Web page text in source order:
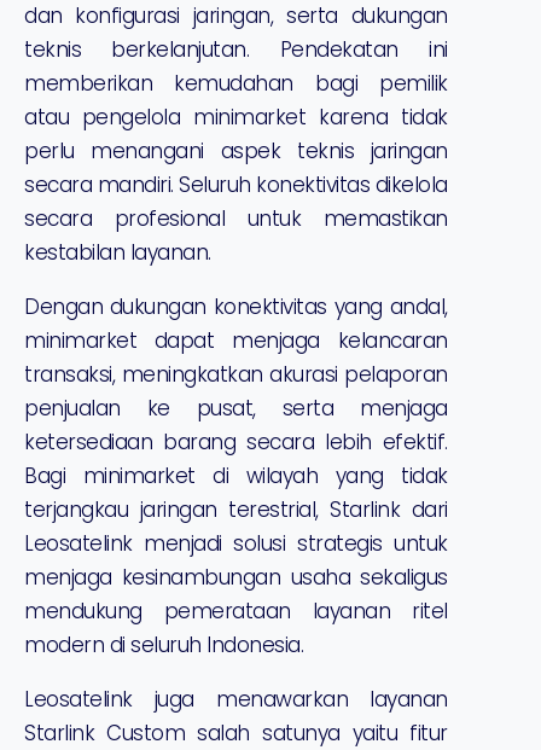
dan konfigurasi jaringan, serta dukungan
teknis berkelanjutan. Pendekatan ini
memberikan kemudahan bagi pemilik
atau pengelola minimarket karena tidak
perlu menangani aspek teknis jaringan
secara mandiri. Seluruh konektivitas dikelola
secara profesional untuk memastikan
kestabilan layanan.
Dengan dukungan konektivitas yang andal,
minimarket dapat menjaga kelancaran
transaksi, meningkatkan akurasi pelaporan
penjualan ke pusat, serta menjaga
ketersediaan barang secara lebih efektif.
Bagi minimarket di wilayah yang tidak
terjangkau jaringan terestrial, Starlink dari
Leosatelink menjadi solusi strategis untuk
menjaga kesinambungan usaha sekaligus
mendukung pemerataan layanan ritel
modern di seluruh Indonesia.
Leosatelink juga menawarkan layanan
Starlink Custom salah satunya yaitu fitur